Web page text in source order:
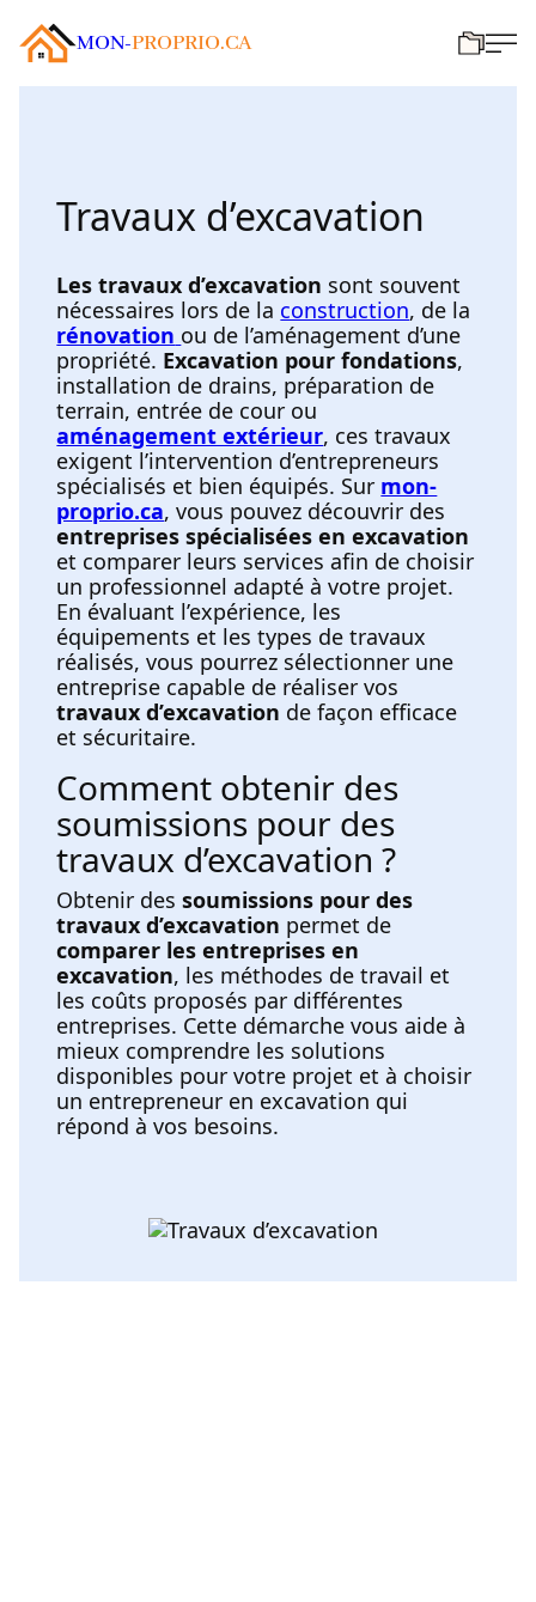
MON-PROPRIO.CA
Travaux d’excavation
Les travaux d’excavation sont souvent
nécessaires lors de la construction, de la
rénovation ou de l’aménagement d’une
propriété. Excavation pour fondations,
installation de drains, préparation de
terrain, entrée de cour ou
aménagement extérieur, ces travaux
exigent l’intervention d’entrepreneurs
spécialisés et bien équipés. Sur mon-
proprio.ca, vous pouvez découvrir des
entreprises spécialisées en excavation
et comparer leurs services afin de choisir
un professionnel adapté à votre projet.
En évaluant l’expérience, les
équipements et les types de travaux
réalisés, vous pourrez sélectionner une
entreprise capable de réaliser vos
travaux d’excavation de façon efficace
et sécuritaire.
Comment obtenir des
soumissions pour des
travaux d’excavation ?
Obtenir dessoumissions pour des
travaux d’excavation permet de
comparer les entreprises en
excavation, les méthodes de travail et
les coûts proposés par différentes
entreprises. Cette démarche vous aide à
mieux comprendre les solutions
disponibles pour votre projet et à choisir
un entrepreneur en excavation qui
répond à vos besoins.